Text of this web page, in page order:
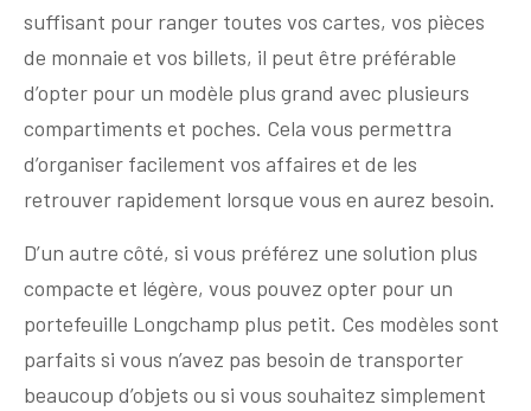
suffisant pour ranger toutes vos cartes, vos pièces
de monnaie et vos billets, il peut être préférable
d’opter pour un modèle plus grand avec plusieurs
compartiments et poches. Cela vous permettra
d’organiser facilement vos affaires et de les
retrouver rapidement lorsque vous en aurez besoin.
D’un autre côté, si vous préférez une solution plus
compacte et légère, vous pouvez opter pour un
portefeuille Longchamp plus petit. Ces modèles sont
parfaits si vous n’avez pas besoin de transporter
beaucoup d’objets ou si vous souhaitez simplement